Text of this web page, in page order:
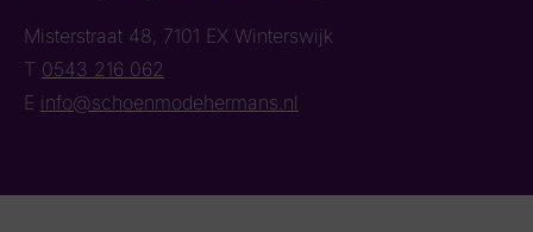
Misterstraat 48, 7101 EX Winterswijk
T 0543 216 062
E info@schoenmodehermans.nl